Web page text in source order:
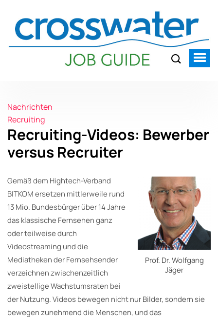
Nachrichten
Recruiting
Recruiting-Videos: Bewerber
versus Recruiter
Prof. Dr. Wolfgang
Jäger
Gemäß dem Hightech-Verband
BITKOM ersetzen mittlerweile rund
13 Mio. Bundesbürger über 14 Jahre
das klassische Fernsehen ganz
oder teilweise durch
Videostreaming und die
Mediatheken der Fernsehsender
verzeichnen zwischenzeitlich
zweistellige Wachstumsraten bei
der Nutzung. Videos bewegen nicht nur Bilder, sondern sie
bewegen zunehmend die Menschen, und das